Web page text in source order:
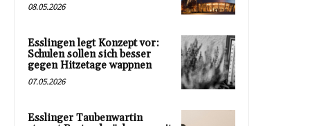
08.05.2026
Esslingen legt Konzept vor:
Schulen sollen sich besser
gegen Hitzetage wappnen
07.05.2026
Esslinger Taubenwartin